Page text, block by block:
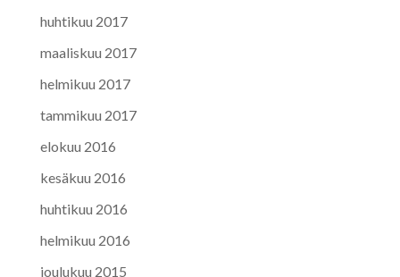
huhtikuu 2017
maaliskuu 2017
helmikuu 2017
tammikuu 2017
elokuu 2016
kesäkuu 2016
huhtikuu 2016
helmikuu 2016
joulukuu 2015